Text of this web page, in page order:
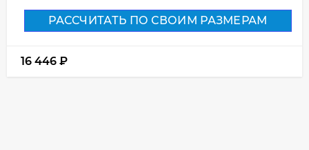
РАССЧИТАТЬ ПО СВОИМ РАЗМЕРАМ
16 446 ₽